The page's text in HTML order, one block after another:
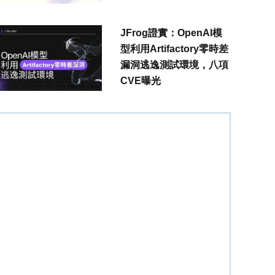
JFrog證實：OpenAI模
型利用Artifactory零時差
漏洞逃逸測試環境，八項
CVE曝光